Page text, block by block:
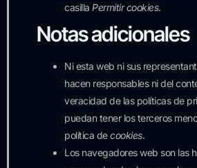
casilla Permitir cookies.
Notas adicionales
Ni esta web ni sus
hacen responsables ni del
veracidad de las políticas de
puedan tener los terceros
política decookies.
Los navegadores web son las